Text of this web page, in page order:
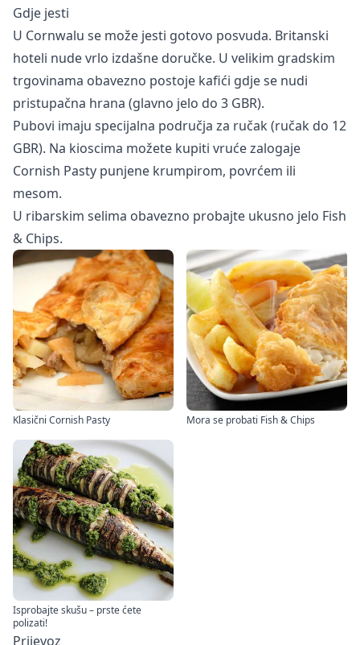
Gdje jesti
U Cornwalu se može jesti gotovo posvuda. Britanski
hoteli nude vrlo izdašne doručke. U velikim gradskim
trgovinama obavezno postoje kafići gdje se nudi
pristupačna hrana (glavno jelo do 3 GBR).
Pubovi imaju specijalna područja za ručak (ručak do 12
GBR). Na kioscima možete kupiti vruće zalogaje
Cornish Pasty punjene krumpirom, povrćem ili
mesom.
U ribarskim selima obavezno probajte ukusno jelo Fish
& Chips.
Klasični Cornish Pasty Mora se probati Fish & Chips
Isprobajte skušu – prste ćete
polizati!
Prijevoz